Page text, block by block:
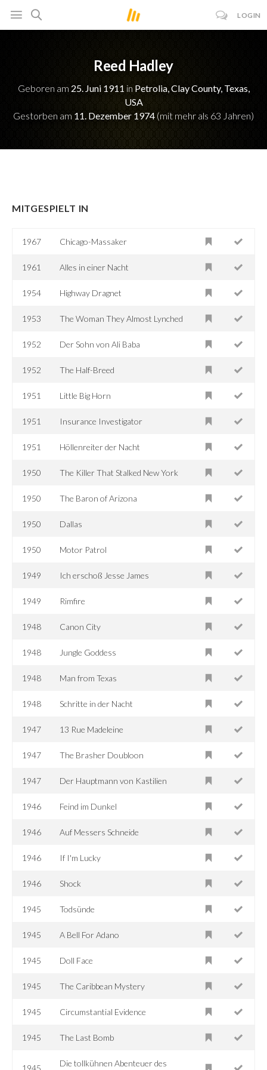
LOGIN
Reed Hadley
Geboren am 25. Juni 1911 in Petrolia, Clay County, Texas,
USA
Gestorben am 11. Dezember 1974 (mit mehr als 63 Jahren)
MITGESPIELT IN
1967 Chicago-Massaker
1961 Alles in einer Nacht
1954 Highway Dragnet
1953 The Woman They Almost Lynched
1952 Der Sohn von Ali Baba
1952 The Half-Breed
1951 Little Big Horn
1951 Insurance Investigator
1951 Höllenreiter der Nacht
1950 The Killer That Stalked New York
1950 The Baron of Arizona
1950 Dallas
1950 Motor Patrol
1949 Ich erschoß Jesse James
1949 Rimfire
1948 Canon City
1948 Jungle Goddess
1948 Man from Texas
1948 Schritte in der Nacht
1947 13 Rue Madeleine
1947 The Brasher Doubloon
1947 Der Hauptmann von Kastilien
1946 Feind im Dunkel
1946 Auf Messers Schneide
1946 If I'm Lucky
1946 Shock
1945 Todsünde
1945 A Bell For Adano
1945 Doll Face
1945 The Caribbean Mystery
1945 Circumstantial Evidence
1945 The Last Bomb
1945
Die tollkühnen Abenteuer des